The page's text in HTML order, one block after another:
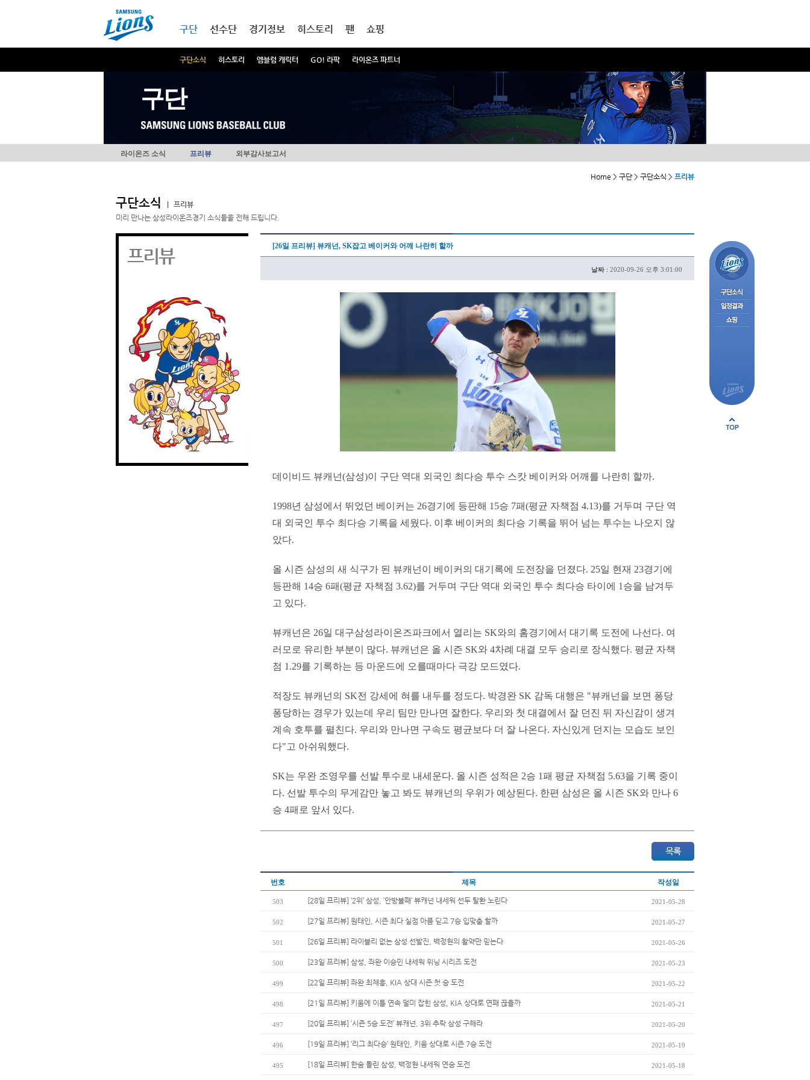
구단
구단소식 히스토리 엠블럼 캐릭터 GO! 라팍 라이온즈 파트너
선수단 경기정보 히스토리 팬 쇼핑
구단
라이온즈 소식 프리뷰 외부감사보고서
Home > 구단 > 구단소식 > 프리뷰
구단소식
프리뷰
미리 만나는 삼성라이온즈경기 소식들을 전해 드립니다.
프리뷰 [26일 프리뷰] 뷰캐넌, SK잡고 베이커와 어깨 나란히 할까
날짜 : 2020-09-26 오후 3:01:00
데이비드 뷰캐넌(삼성)이 구단 역대 외국인 최다승 투수 스캇 베이커와 어깨를 나란히 할까.
1998년 삼성에서 뛰었던 베이커는 26경기에 등판해 15승 7패(평균 자책점 4.13)를 거두며 구단 역
대 외국인 투수 최다승 기록을 세웠다. 이후 베이커의 최다승 기록을 뛰어 넘는 투수는 나오지 않
았다.
올 시즌 삼성의 새 식구가 된 뷰캐넌이 베이커의 대기록에 도전장을 던졌다. 25일 현재 23경기에
등판해 14승 6패(평균 자책점 3.62)를 거두며 구단 역대 외국인 투수 최다승 타이에 1승을 남겨두
고 있다.
뷰캐넌은 26일 대구삼성라이온즈파크에서 열리는 SK와의 홈경기에서 대기록 도전에 나선다. 여
러모로 유리한 부분이 많다. 뷰캐넌은 올 시즌 SK와 4차례 대결 모두 승리로 장식했다. 평균 자책
점 1.29를 기록하는 등 마운드에 오를때마다 극강 모드였다.
적장도 뷰캐넌의 SK전 강세에 혀를 내두를 정도다. 박경완 SK 감독 대행은 "뷰캐넌을 보면 퐁당
퐁당하는 경우가 있는데 우리 팀만 만나면 잘한다. 우리와 첫 대결에서 잘 던진 뒤 자신감이 생겨
계속 호투를 펼친다. 우리와 만나면 구속도 평균보다 더 잘 나온다. 자신있게 던지는 모습도 보인
다"고 아쉬워했다.
SK는 우완 조영우를 선발 투수로 내세운다. 올 시즌 성적은 2승 1패 평균 자책점 5.63을 기록 중이
다. 선발 투수의 무게감만 놓고 봐도 뷰캐넌의 우위가 예상된다. 한편 삼성은 올 시즌 SK와 만나 6
승 4패로 앞서 있다.
번호 제목 작성일
503 [28일 프리뷰] ‘2위’ 삼성, ’안방불패’ 뷰캐넌 내세워 선두 탈환 노린다 2021-05-28
502 [27일 프리뷰] 원태인, 시즌 최다 실점 아픔 딛고 7승 입맞춤 할까 2021-05-27
501 [26일 프리뷰] 라이블리 없는 삼성 선발진, 백정현의 활약만 믿는다 2021-05-26
500 [23일 프리뷰] 삼성, 좌완 이승민 내세워 위닝 시리즈 도전 2021-05-23
499 [22일 프리뷰] 좌완 최채흥, KIA 상대 시즌 첫 승 도전 2021-05-22
498 [21일 프리뷰] 키움에 이틀 연속 덜미 잡힌 삼성, KIA 상대로 연패 끊을까 2021-05-21
497 [20일 프리뷰] ‘시즌 5승 도전’ 뷰캐넌, 3위 추락 삼성 구해라 2021-05-20
496 [19일 프리뷰] ‘리그 최다승’ 원태인, 키움 상대로 시즌 7승 도전 2021-05-19
495 [18일 프리뷰] 한숨 돌린 삼성, 백정현 내세워 연승 도전 2021-05-18